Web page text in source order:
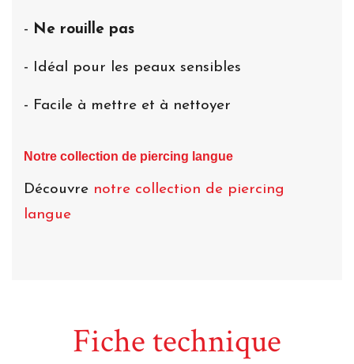
- Ne rouille pas
- Idéal pour les peaux sensibles
- Facile à mettre et à nettoyer
Notre collection de piercing langue
Découvre notre collection de piercing
langue
Fiche technique